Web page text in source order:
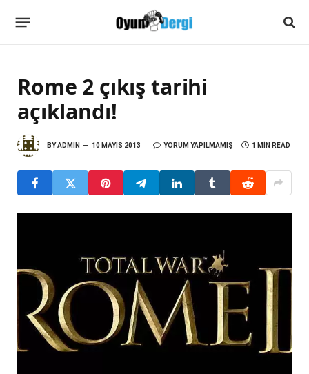
Rome 2 çıkış tarihi
açıklandı!
BYADMIN 10 MAYIS 2013 YORUM YAPILMAMIŞ 1 MIN READ